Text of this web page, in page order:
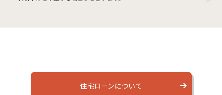
住宅ローンについて